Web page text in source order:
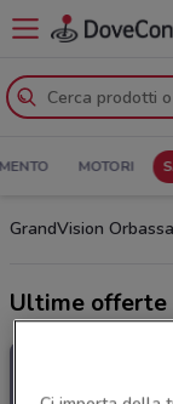
MOTORI
GrandVision
Ultime offerte